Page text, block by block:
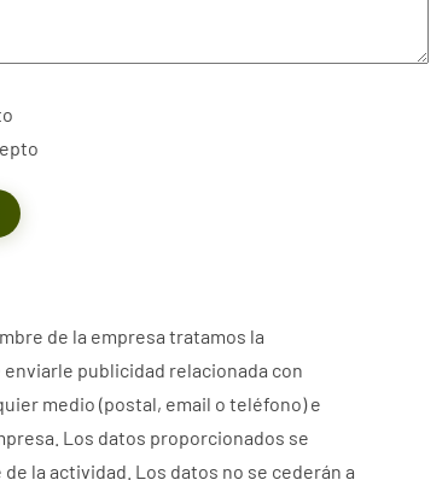
de la empresa tratamos la
publicidad relacionada con
medio (postal, email o teléfono) e
Los datos proporcionados se
la actividad. Los datos no se cederán a